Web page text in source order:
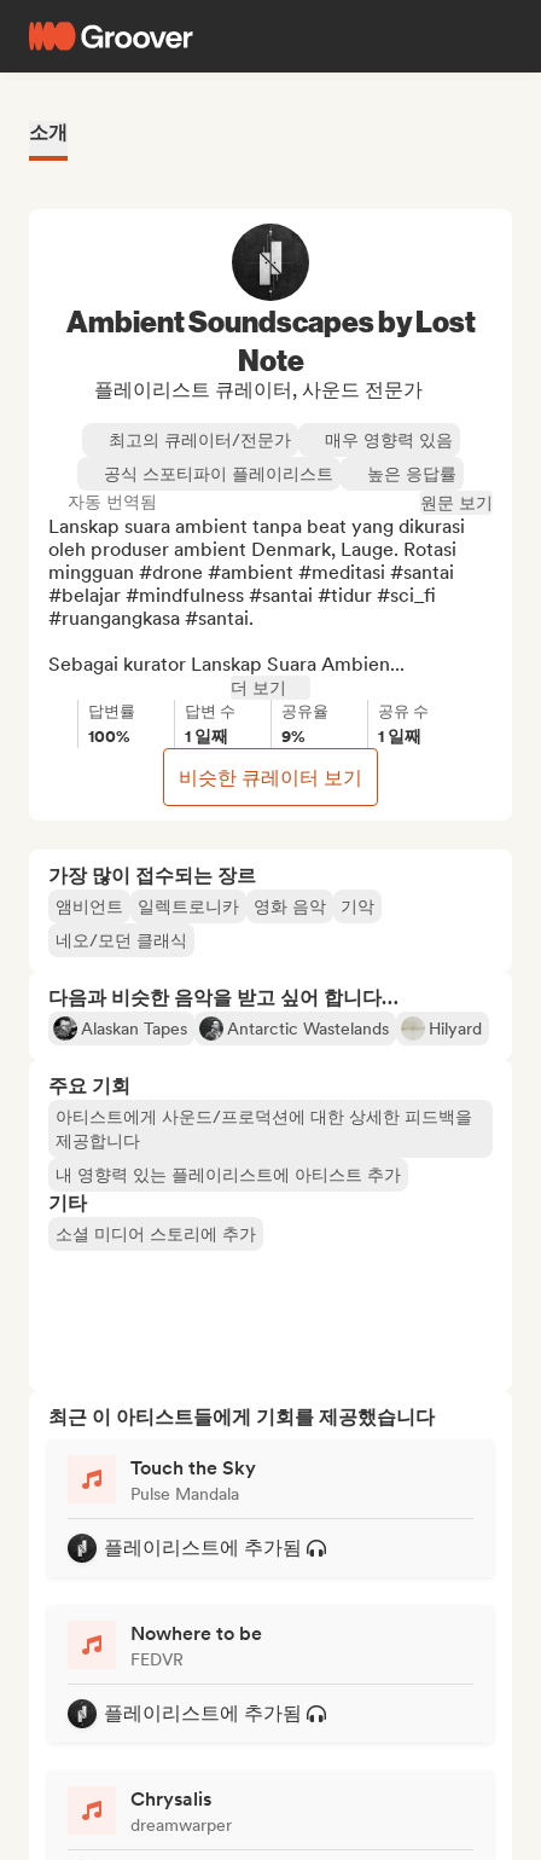
소개
가장 많이 접수되는 장르
앰비언트 일렉트로니카 영화 음악
기악
네오/모던 클래식
다음과 비슷한 음악을 받고 싶어 합니다…
Alaskan Tapes Antarctic Wastelands Hilyard
주요 기회
아티스트에게 사운드/프로덕션에 대한 상세한 피드백을
제공합니다
내 영향력 있는 플레이리스트에 아티스트 추가
기타
소셜 미디어 스토리에 추가
최근 이 아티스트들에게 기회를 제공했습니다
Touch the Sky
Pulse Mandala
플레이리스트에 추가됨
Nowhere to be
FEDVR
플레이리스트에 추가됨
Chrysalis
dreamwarper
Ambient Soundscapes by Lost
Note
플레이리스트 큐레이터, 사운드 전문가
최고의 큐레이터/전문가
매우 영향력 있음
공식 스포티파이 플레이리스트
높은 응답률
자동 번역됨
원문 보기
Lanskap suara ambient tanpa beat yang dikurasi
oleh produser ambient Denmark, Lauge. Rotasi
mingguan #drone #ambient #meditasi #santai
#belajar #mindfulness #santai #tidur #sci_fi
#ruangangkasa #santai.
Sebagai kurator Lanskap Suara Ambien...
더 보기
답변률
100%
답변 수
1 일째
공유율
9%
공유 수
1 일째
비슷한 큐레이터 보기